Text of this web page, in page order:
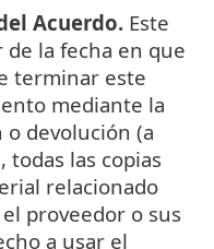
Acuerdo. Este
la fecha en que
terminar este
mediante la
devolución (a
todas las copias
relacionado
proveedor o sus
a usar el